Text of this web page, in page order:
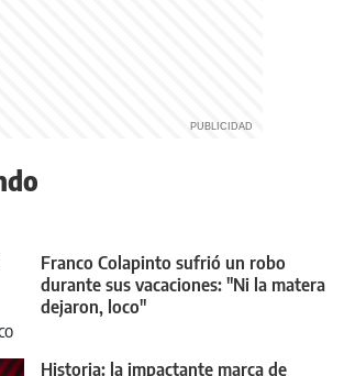
Franco Colapinto sufrió un robo
durante sus vacaciones: "Ni la matera
dejaron, loco"
Historia: la impactante marca de